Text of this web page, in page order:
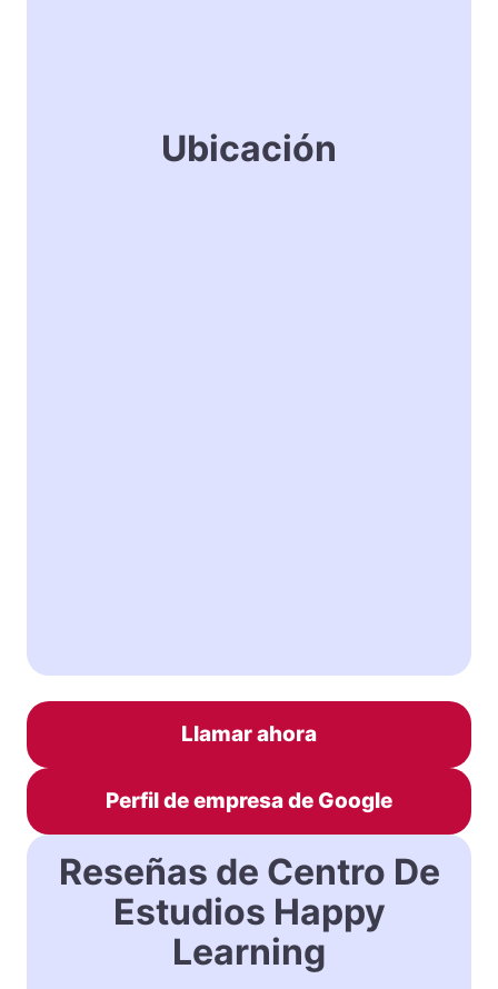
Ubicación
Llamar ahora
Perfil de empresa de Google
Reseñas de Centro De
Estudios Happy
Learning